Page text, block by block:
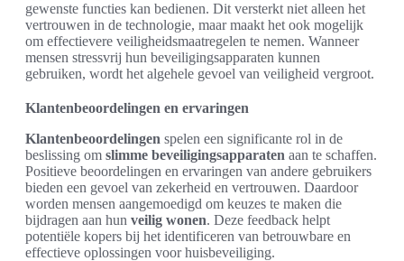
gewenste functies kan bedienen. Dit versterkt niet alleen het
vertrouwen in de technologie, maar maakt het ook mogelijk
om effectievere veiligheidsmaatregelen te nemen. Wanneer
mensen stressvrij hun beveiligingsapparaten kunnen
gebruiken, wordt het algehele gevoel van veiligheid vergroot.
Klantenbeoordelingen en ervaringen
Klantenbeoordelingen spelen een significante rol in de
beslissing om slimme beveiligingsapparaten aan te schaffen.
Positieve beoordelingen en ervaringen van andere gebruikers
bieden een gevoel van zekerheid en vertrouwen. Daardoor
worden mensen aangemoedigd om keuzes te maken die
bijdragen aan hun veilig wonen. Deze feedback helpt
potentiële kopers bij het identificeren van betrouwbare en
effectieve oplossingen voor huisbeveiliging.